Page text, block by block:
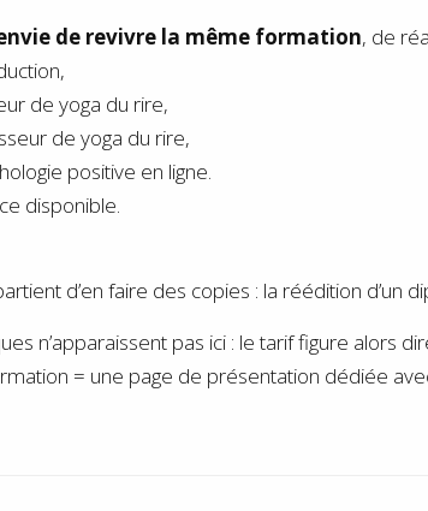
de revivre la même formation, de
de yoga du rire,
de yoga du rire,
positive en ligne.
disponible.
d’en faire des copies : la réédition d’un
n’apparaissent pas ici : le tarif figure alors
= une page de présentation dédiée